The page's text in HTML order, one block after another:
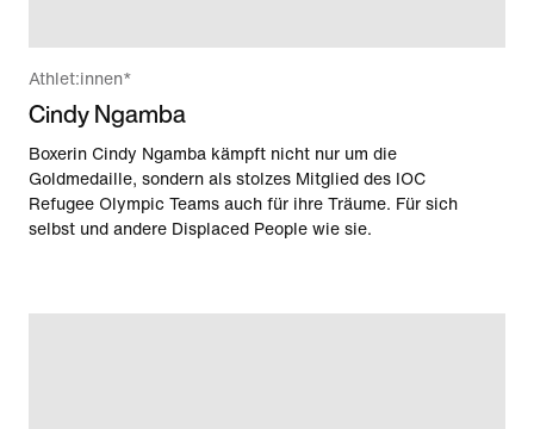
Athlet:innen*
Cindy Ngamba
Boxerin Cindy Ngamba kämpft nicht nur um die
Goldmedaille, sondern als stolzes Mitglied des IOC
Refugee Olympic Teams auch für ihre Träume. Für sich
selbst und andere Displaced People wie sie.